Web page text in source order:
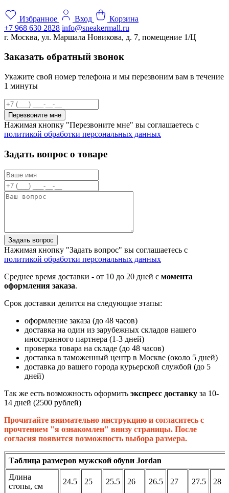
Избранное Вход
Корзина
+7 968 630 2828 info@sneakermall.ru
г. Москва, ул. Маршала Новикова, д. 7, помещение 1/Ц
Заказать обратный звонок
Укажите свой номер телефона и мы перезвоним вам в течение
1 минуты
Перезвоните мне
Нажимая кнопку "Перезвоните мне" вы соглашаетесь с
политикой обработки персональных данных
Задать вопрос о товаре
Задать вопрос
Нажимая кнопку "Задать вопрос" вы соглашаетесь с
политикой обработки персональных данных
Среднее время доставки - от 10 до 20 дней с момента
оформления заказа.
Срок доставки делится на следующие этапы:
оформление заказа (до 48 часов)
доставка на один из зарубежных складов нашего
иностранного партнера (1-3 дней)
проверка товара на складе (до 48 часов)
доставка в таможенный центр в Москве (около 5 дней)
доставка до вашего города курьерской службой (до 5
дней)
Так же есть возможность оформить экспресс доставку за 10-
14 дней (2500 рублей)
Прочитайте внимательно инструкцию и согласитесь с
прочтением "я ознакомлен" внизу страницы. После
согласия появится возможность выбора размера.
Таблица размеров мужской обуви Jordan
Длина
стопы, см
24.5 25 25.5 26 26.5 27 27.5 28